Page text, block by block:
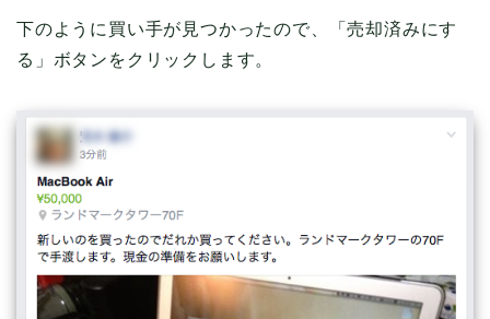
下のように買い手が見つかったので、「売却済みにす
る」ボタンをクリックします。